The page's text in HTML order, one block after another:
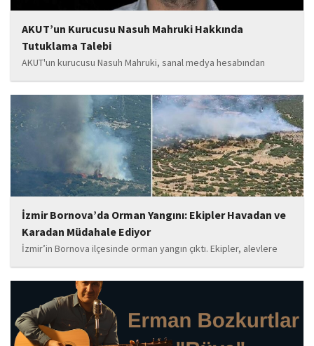
AKUT’un Kurucusu Nasuh Mahruki Hakkında
Tutuklama Talebi
AKUT'un kurucusu Nasuh Mahruki, sanal medya hesabından
yaptığı '15 Temmuz' paylaşımı nedeniyle 'Halkı kin ve düşmanlığa
tahrik veya aşağılama' suçundan gözaltına alındı. Mahruki,
tutuklama talebiyle Sulh Ceza Hakimliği'ne sevk edildi.
İzmir Bornova’da Orman Yangını: Ekipler Havadan ve
Karadan Müdahale Ediyor
İzmir’in Bornova ilçesinde orman yangın çıktı. Ekipler, alevlere
havadan ve karadan müdahale ediyor.